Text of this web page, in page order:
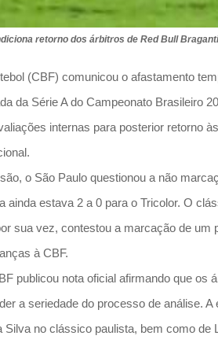
retorno dos árbitros de Red Bull
(CBF) comunicou o afastamento
da Série A do Campeonato Brasileiro
internas para posterior retorno
o São Paulo questionou a não
ainda estava 2 a 0 para o Tricolor. O
sua vez, contestou a marcação de
à CBF.
publicou nota oficial afirmando que
a seriedade do processo de análise.
no clássico paulista, bem como